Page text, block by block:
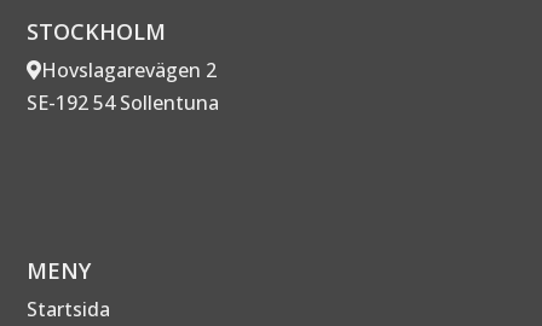
STOCKHOLM
Hovslagarevägen 2
SE-192 54 Sollentuna
MENY
Startsida